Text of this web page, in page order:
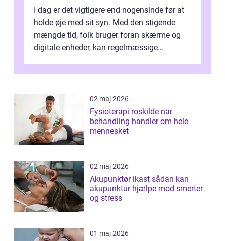
I dag er det vigtigere end nogensinde før at
holde øje med sit syn. Med den stigende
mængde tid, folk bruger foran skærme og
digitale enheder, kan regelmæssige
02 maj 2026
Fysioterapi roskilde når
behandling handler om hele
mennesket
02 maj 2026
Akupunktør ikast sådan kan
akupunktur hjælpe mod smerter
og stress
01 maj 2026